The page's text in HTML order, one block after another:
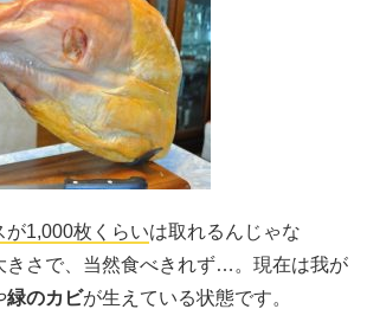
が1,000枚くらいは取れるんじゃな
きさで、当然食べきれず…。現在は我が
緑のカビが生えている状態です。